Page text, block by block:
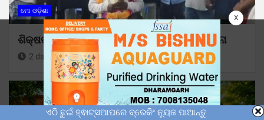
x
ମୋ ଓଡ଼ିଶା
ଶିକ୍ଷକ ମଦନ ଖମାରୀଙ୍କୁ ଅବସରକାଳୀନ ସମ୍ବର୍ଦ୍ଧନା
2 days ago Sunil Kumar Dhangadamajhi
ଏଠି ଛୁଇଁ ହ୍ଵାଟ୍ସଆପରେ ବ୍ରେକିଂ ନ୍ୟୁଜ ପାଆନ୍ତୁ